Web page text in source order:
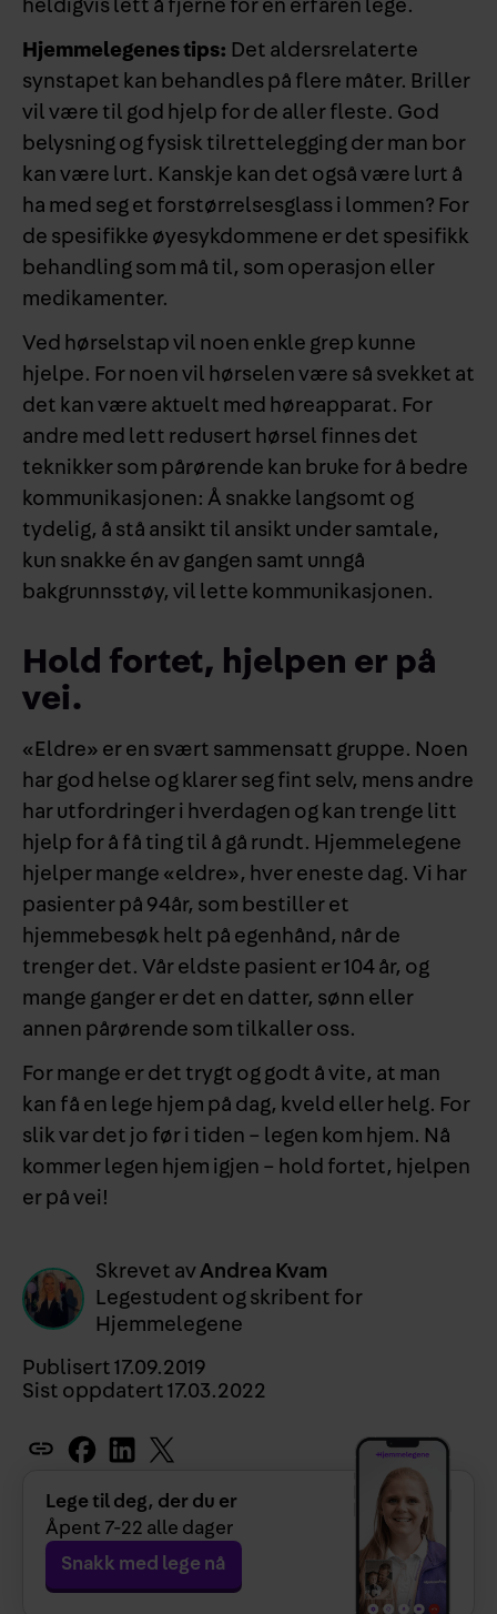
heldigvis lett å fjerne for en erfaren lege.
Hjemmelegenes tips: Det aldersrelaterte
synstapet kan behandles på flere måter. Briller
vil være til god hjelp for de aller fleste. God
belysning og fysisk tilrettelegging der man bor
kan være lurt. Kanskje kan det også være lurt å
ha med seg et forstørrelsesglass i lommen? For
de spesifikke øyesykdommene er det spesifikk
behandling som må til, som operasjon eller
medikamenter.
Ved hørselstap vil noen enkle grep kunne
hjelpe. For noen vil hørselen være så svekket at
det kan være aktuelt med høreapparat. For
andre med lett redusert hørsel finnes det
teknikker som pårørende kan bruke for å bedre
kommunikasjonen: Å snakke langsomt og
tydelig, å stå ansikt til ansikt under samtale,
kun snakke én av gangen samt unngå
bakgrunnsstøy, vil lette kommunikasjonen.
Hold fortet, hjelpen er på
vei.
«Eldre» er en svært sammensatt gruppe. Noen
har god helse og klarer seg fint selv, mens andre
har utfordringer i hverdagen og kan trenge litt
hjelp for å få ting til å gå rundt. Hjemmelegene
hjelper mange «eldre», hver eneste dag. Vi har
pasienter på 94år, som bestiller et
hjemmebesøk helt på egenhånd, når de
trenger det. Vår eldste pasient er 104 år, og
mange ganger er det en datter, sønn eller
annen pårørende som tilkaller oss.
For mange er det trygt og godt å vite, at man
kan få en lege hjem på dag, kveld eller helg. For
slik var det jo før i tiden – legen kom hjem. Nå
kommer legen hjem igjen – hold fortet, hjelpen
er på vei!
Skrevet av Andrea Kvam
Legestudent og skribent for
Hjemmelegene
Publisert 17.09.2019
Sist oppdatert 17.03.2022
Lege til deg, der du er
Åpent 7-22 alle dager
Snakk med lege nå